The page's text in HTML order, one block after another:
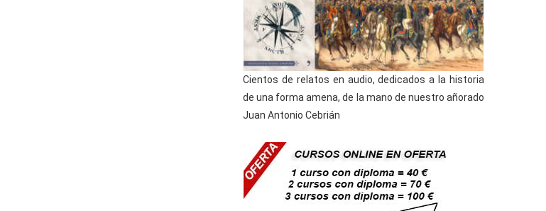
Cientos de relatos en audio, dedicados a la historia
de una forma amena, de la mano de nuestro añorado
Juan Antonio Cebrián